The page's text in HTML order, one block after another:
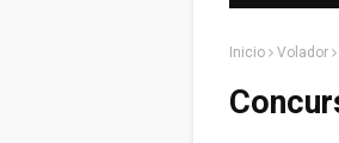
Inicio Volador